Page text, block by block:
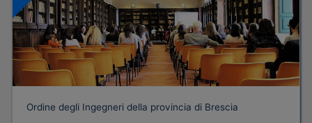
Ordine degli Ingegneri della provincia di Brescia